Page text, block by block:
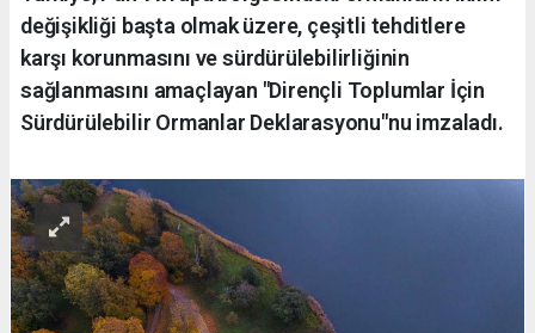
değişikliği başta olmak üzere, çeşitli tehditlere
karşı korunmasını ve sürdürülebilirliğinin
sağlanmasını amaçlayan "Dirençli Toplumlar İçin
Sürdürülebilir Ormanlar Deklarasyonu"nu imzaladı.